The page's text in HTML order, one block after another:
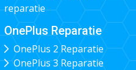
reparatie
OnePlus Reparatie
OnePlus 2 Reparatie
OnePlus 3 Reparatie